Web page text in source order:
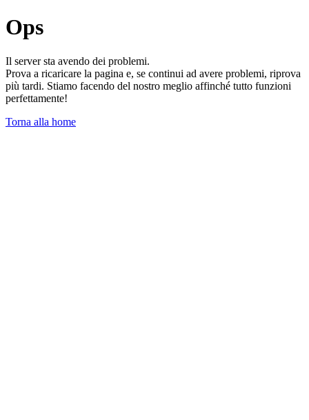
Ops
Il server sta avendo dei problemi.
Prova a ricaricare la pagina e, se continui ad avere problemi, riprova
più tardi. Stiamo facendo del nostro meglio affinché tutto funzioni
perfettamente!
Torna alla home